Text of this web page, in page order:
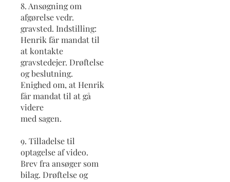
8. Ansøgning om
afgørelse vedr.
gravsted. Indstilling:
Henrik får mandat til
at kontakte
gravstedejer. Drøftelse
og beslutning.
Enighed om, at Henrik
får mandat til at gå
videre
med sagen.
9. Tilladelse til
optagelse af video.
Brev fra ansøger som
bilag. Drøftelse og